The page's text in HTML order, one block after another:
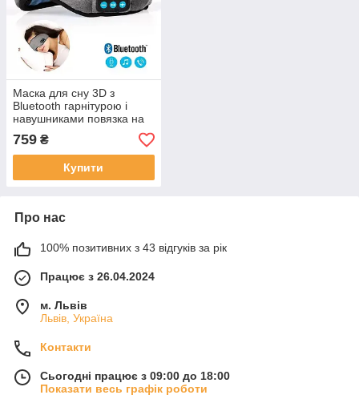
Маска для сну 3D з
Bluetooth гарнітурою і
навушниками повязка на
очі для відпочинку
подорожей йоги літака
759 ₴
Купити
Про нас
100% позитивних з 43 відгуків за рік
Працює з 26.04.2024
м. Львів
Львів, Україна
Контакти
Сьогодні працює з 09:00 до 18:00
Показати весь графік роботи